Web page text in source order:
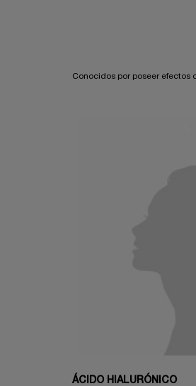
Conocidos por poseer efectos
ÁCIDO HIALURÓNICO